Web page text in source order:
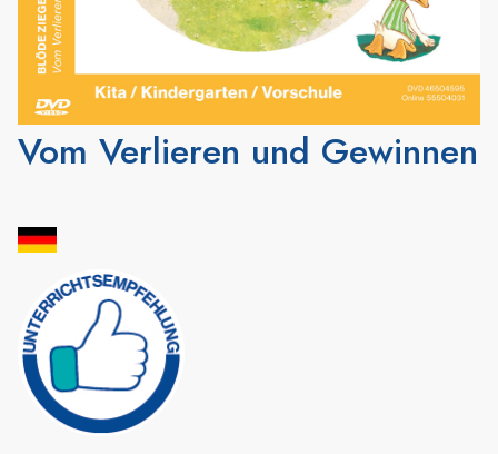
Vom Verlieren und Gewinnen